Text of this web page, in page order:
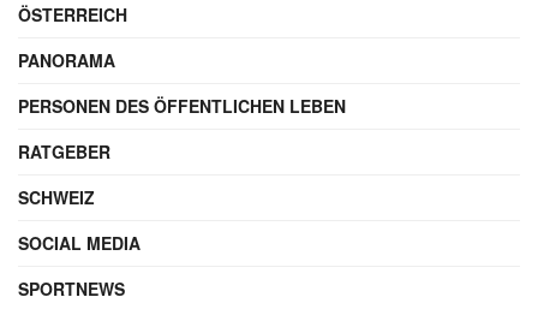
ÖSTERREICH
PANORAMA
PERSONEN DES ÖFFENTLICHEN LEBEN
RATGEBER
SCHWEIZ
SOCIAL MEDIA
SPORTNEWS